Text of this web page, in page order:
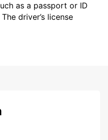
as a passport or ID
driver’s license